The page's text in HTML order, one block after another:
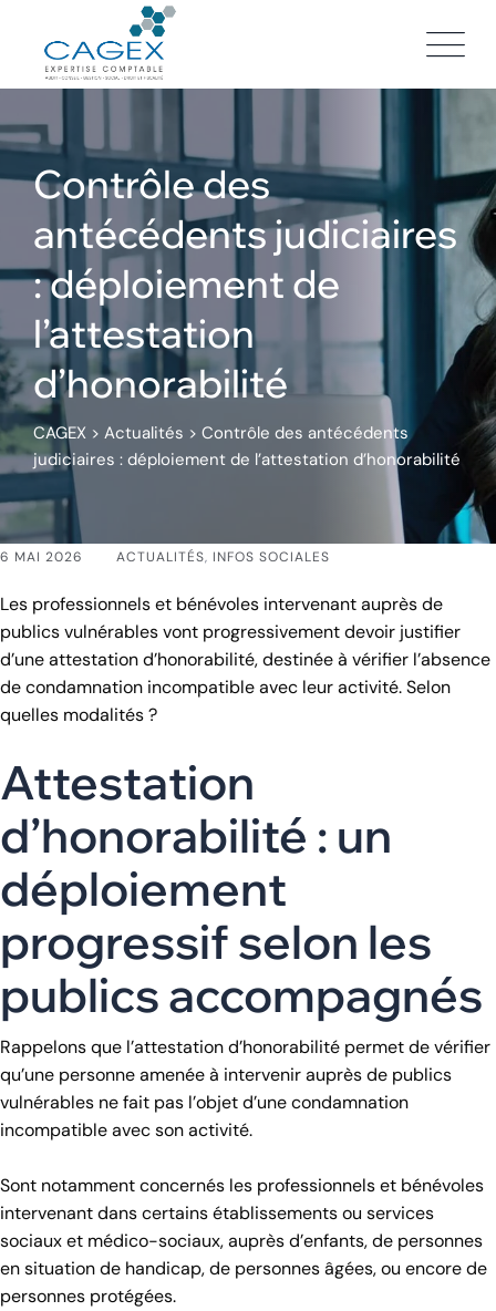
content
Contrôle des
antécédents judiciaires
: déploiement de
l’attestation
d’honorabilité
CAGEX > Actualités > Contrôle des antécédents
judiciaires : déploiement de l’attestation d’honorabilité
6 MAI 2026 ACTUALITÉS, INFOS SOCIALES
Les professionnels et bénévoles intervenant auprès de
publics vulnérables vont progressivement devoir justifier
d’une attestation d’honorabilité, destinée à vérifier l’absence
de condamnation incompatible avec leur activité. Selon
quelles modalités ?
Attestation
d’honorabilité : un
déploiement
progressif selon les
publics accompagnés
Rappelons que l’attestation d’honorabilité permet de vérifier
qu’une personne amenée à intervenir auprès de publics
vulnérables ne fait pas l’objet d’une condamnation
incompatible avec son activité.
Sont notamment concernés les professionnels et bénévoles
intervenant dans certains établissements ou services
sociaux et médico-sociaux, auprès d’enfants, de personnes
en situation de handicap, de personnes âgées, ou encore de
personnes protégées.